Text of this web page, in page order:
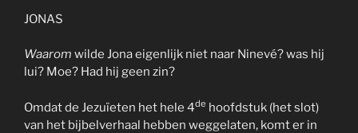
JONAS
Waarom wilde Jona eigenlijk niet naar Ninevé? was hij
lui? Moe? Had hij geen zin?
Omdat de Jezuïeten het hele 4de hoofdstuk (het slot)
van het bijbelverhaal hebben weggelaten, komt er in